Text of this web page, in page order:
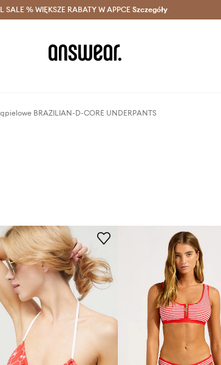
Club > Dostawa nawet w 24h >
SALE % WIĘKSZE RABATY W APPCESzczegóły
BRAZILIAN-D-CORE UNDERPANTS